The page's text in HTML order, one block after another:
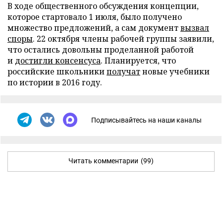
В ходе общественного обсуждения концепции,
которое стартовало 1 июля, было получено
множество предложений, а сам документвызвал
споры. 22 октября члены рабочей группы заявили,
что остались довольны проделанной работой
и достигли консенсуса. Планируется, что
российские школьникиполучатновые учебники
по истории в 2016 году.
Подписывайтесь на наши каналы
Читать комментарии (99)